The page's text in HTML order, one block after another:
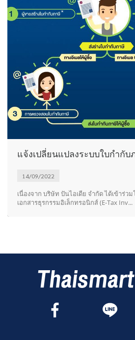
แจ้งเปลี่ยนแปลงระบบใบกำกับ
14/09/2022
เนื่องจาก บริษัท ปันไอเดีย จำกัด ได้เข้าร่ว
เอกสารธุรกรรมอิเล็กทรอนิกส์ (e-Tax Inv...